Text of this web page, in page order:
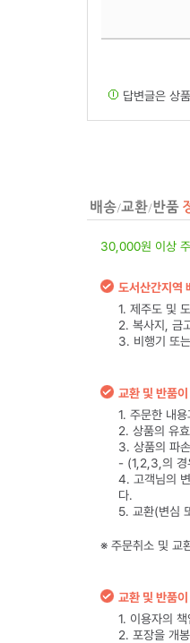
답변글은 상
30,000원 이상
도서산간지역
1. 제주도 및
2. 복사지, 금
3. 비행기 또
교환 및 반품
1. 주문한 내
2. 상품의 유
3. 상품의 파
- (1,2,3,의 경
4. 고객님의
다.
5. 교환(변심
※ 주문취소 및 교
교환 및 반품
1. 이용자의
2. 포장을 개